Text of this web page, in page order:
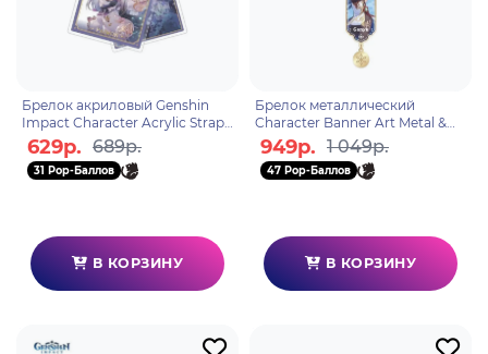
Брелок акриловый Genshin
Impact Character Acrylic Strap
Paimon 6974696616217
629р. 689р.
31 Pop-Баллов
В КОРЗИНУ
Брелок металлический
Character Banner Art Metal &
Resin Keychain Adrift in the
Harbor 6974696617498
949р. 1 049р.
47 Pop-Баллов
В КОРЗИНУ